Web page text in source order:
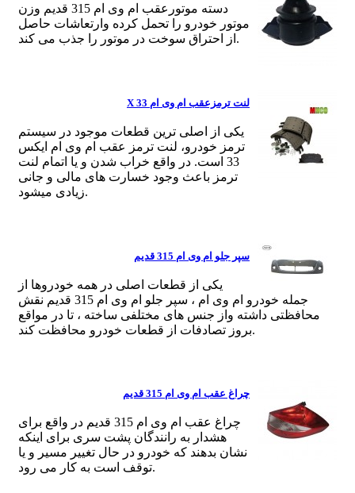
دسته موتورعقب ام وی ام 315 قدیم وزن
موتور خودرو را تحمل کرده وارتعاشات حاصل
از احتراق سوخت در موتور را جذب می کند.
لنت ترمزعقب ام وی ام X 33
یکی از اصلی ترین قطعات موجود در سیستم
ترمز خودرو، لنت ترمز عقب ام وی ام ایکس
33 است. در واقع خراب شدن و یا اتمام لنت
ترمز باعث وجود خسارت های مالی و جانی
زیادی میشود.
سپر جلو ام وی ام 315 قدیم
یکی از قطعات اصلی در همه خودروها از
جمله خودرو ام وی ام ، سپر جلو ام وی ام 315 قدیم نقش
محافظتی داشته واز جنس های مختلفی ساخته ، تا در مواقع
بروز تصادفات از قطعات خودرو محافظت کند.
چراغ عقب ام وی ام 315 قدیم
چراغ عقب ام وی ام 315 قدیم در واقع برای
هشدار به رانندگان پشت سری برای اینکه
نشان بدهند که خودرو در حال تغییر مسیر و یا
توقف است به کار می رود.